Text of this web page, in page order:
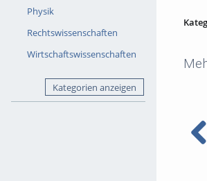
Physik
Rechtswissenschaften
Wirtschaftswissenschaften
Kategorien anzeigen